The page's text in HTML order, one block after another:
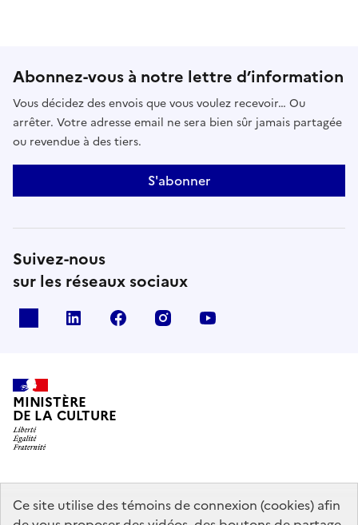
Ce site utilise des témoins de connexion (cookies) afin
Abonnez-vous à notre lettre d’information
Vous décidez des envois que vous voulez recevoir… Ou
arrêter. Votre adresse email ne sera bien sûr jamais partagée
ou revendue à des tiers.
S'abonner
Suivez-nous
sur les réseaux sociaux
linkedin facebook instagram
MINISTÈRE
DE LA CULTURE
data.gouv.fr legifrance.gouv.fr info.gouv.fr